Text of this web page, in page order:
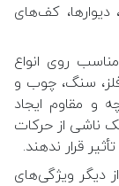
دیوارها، کف‌های
روی انواع
سنگ، چوب و
و مقاوم ایجاد
ناشی از حرکات
قرار ندهند.
دیگر ویژگی‌های